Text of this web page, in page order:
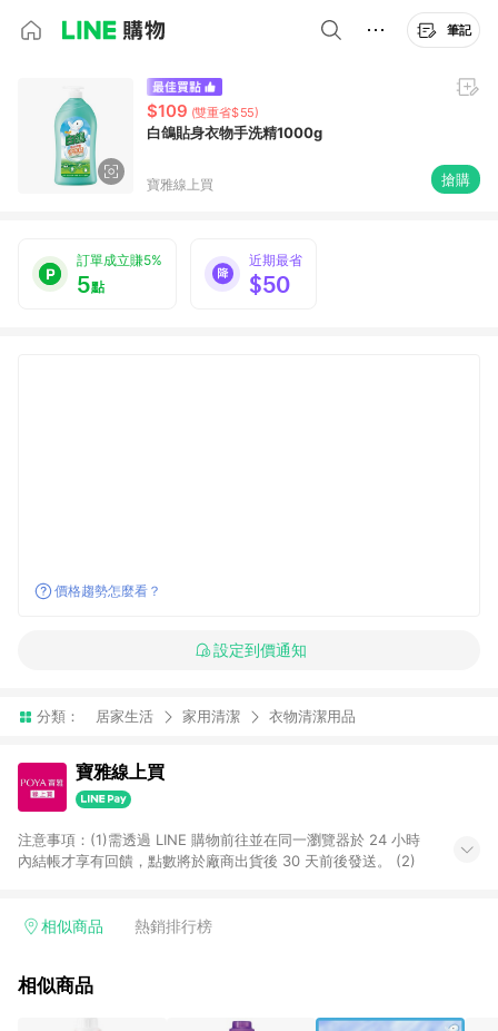
筆記
$109 (雙重省$55)
白鴿貼身衣物手洗精1000g
寶雅線上買 搶購
訂單成立賺5%
5點
近期最省
$50
價格趨勢怎麼看？
設定到價通知
分類： 居家生活 家用清潔 衣物清潔用品
寶雅線上買
注意事項：(1)需透過 LINE 購物前往並在同一瀏覽器於 24 小時
內結帳才享有回饋，點數將於廠商出貨後 30 天前後發送。 (2)
相似商品 熱銷排行榜
相似商品